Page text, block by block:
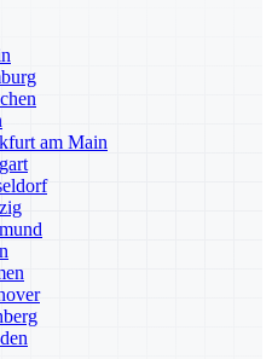
am Main